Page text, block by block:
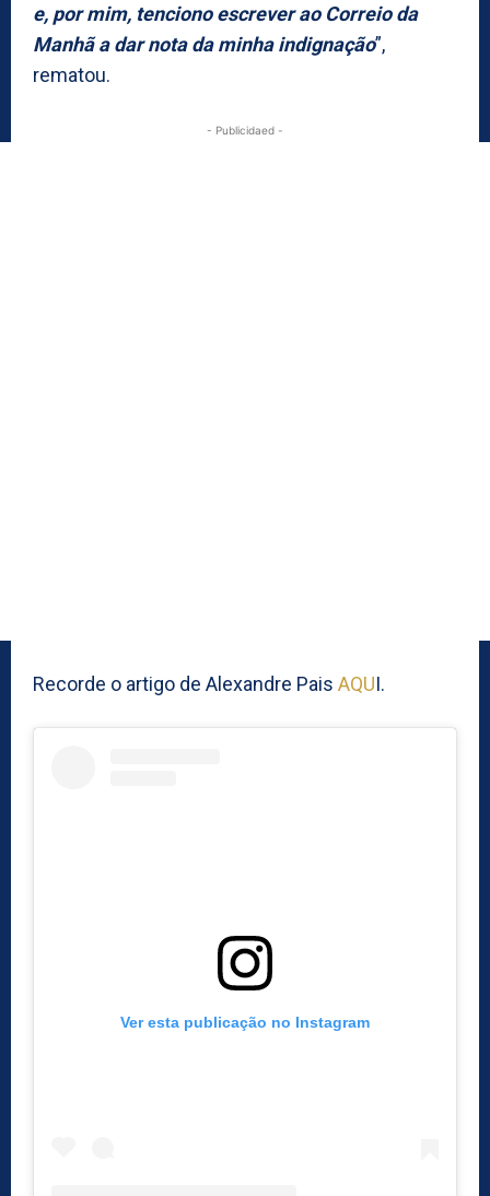
e, por mim, tenciono escrever ao Correio da
Manhã a dar nota da minha indignação”,
rematou.
- Publicidaed -
Recorde o artigo de Alexandre Pais AQUI.
Ver esta publicação no Instagram